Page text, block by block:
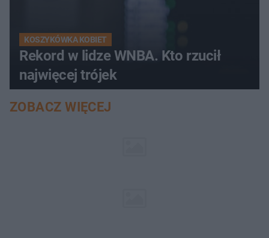
KOSZYKÓWKA KOBIET
Rekord w lidze WNBA. Kto rzucił
najwięcej trójek
ZOBACZ WIĘCEJ